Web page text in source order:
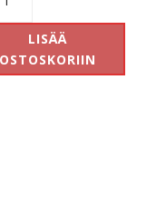
LISÄÄ
OSTOSKORIIN